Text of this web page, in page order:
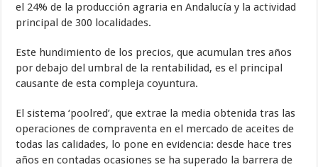
el 24% de la producción agraria en Andalucía y la actividad
principal de 300 localidades.
Este hundimiento de los precios, que acumulan tres años
por debajo del umbral de la rentabilidad, es el principal
causante de esta compleja coyuntura.
El sistema ‘poolred’, que extrae la media obtenida tras las
operaciones de compraventa en el mercado de aceites de
todas las calidades, lo pone en evidencia: desde hace tres
años en contadas ocasiones se ha superado la barrera de